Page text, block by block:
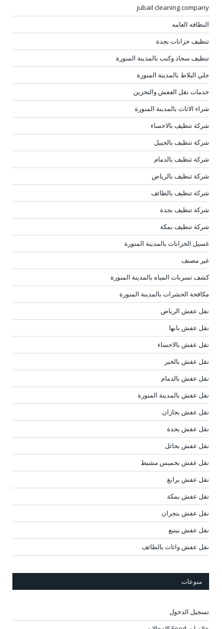
jubail cleaning company
النظافه العامه
تنظيف خزانات بجدة
تنظيف سجاد وكنب بالمدينة المنورة
جلي البلاط بالمدينة المنورة
خدمات نقل العفش والتخزين
شراء الاثاث بالمدينة المنورة
شركة تنظيف بالاحساء
شركة تنظيف بالجبيل
شركة تنظيف بالدمام
شركة تنظيف بالرياض
شركة تنظيف بالطائف
شركة تنظيف بجدة
شركة تنظيف بمكة
غسيل الخزانات بالمدينة المنورة
غير مصنف
كشف تسربات المياه بالمدينة المنورة
مكافحة الحشرات بالمدينة المنورة
نقل عفش الرياض
نقل عفش بابها
نقل عفش بالاحساء
نقل عفش بالخبر
نقل عفش بالدمام
نقل عفش بالمدينة المنورة
نقل عفش بجازان
نقل عفش بجدة
نقل عفش بحائل
نقل عفش بخميس مشيط
نقل عفش برابغ
نقل عفش بمكة
نقل عفش بنجران
نقل عفش بينبع
نقل عفش واثاث بالطائف
منوعات
تسجيل الدخول